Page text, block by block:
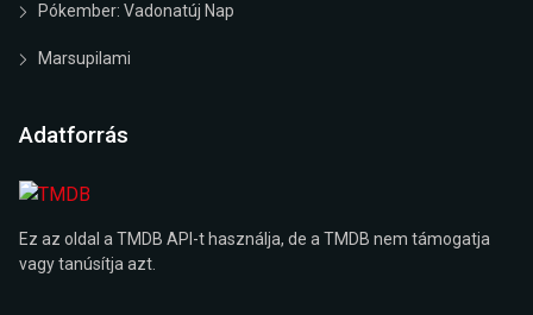
Pókember: Vadonatúj Nap
Marsupilami
Adatforrás
Ez az oldal a TMDB API-t használja, de a TMDB nem támogatja
vagy tanúsítja azt.